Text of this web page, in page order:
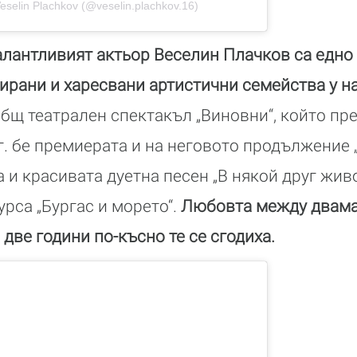
Plachkov (@veselin.plachkov.16)
актьор Веселин Плачков са едно
и харесвани артистични семейства у
театрален спектакъл „Виновни“, който
бе премиерата и на неговото продължение
красивата дуетна песен „В някой друг
„Бургас и морето“. Любовта между
години по-късно те се сгодиха.